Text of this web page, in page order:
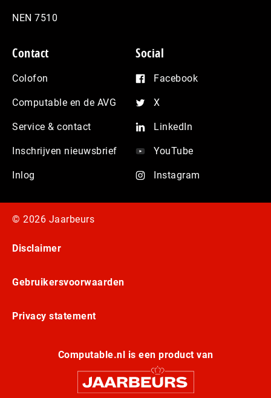
NEN 7510
Contact
Colofon
Computable en de AVG
Service & contact
Inschrijven nieuwsbrief
Inlog
Social
Facebook
X
LinkedIn
YouTube
Instagram
© 2026 Jaarbeurs
Disclaimer
Gebruikersvoorwaarden
Privacy statement
Computable.nl is een product van